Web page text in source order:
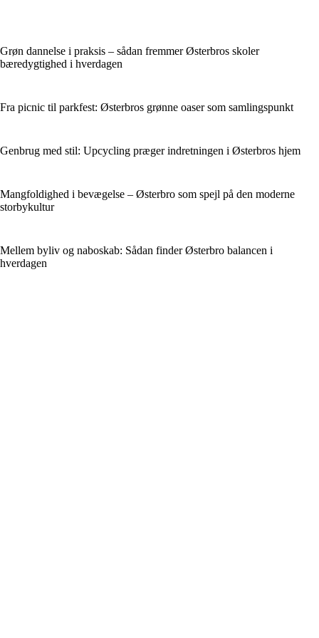
Grøn dannelse i praksis – sådan fremmer Østerbros skoler
bæredygtighed i hverdagen
Fra picnic til parkfest: Østerbros grønne oaser som samlingspunkt
Genbrug med stil: Upcycling præger indretningen i Østerbros hjem
Mangfoldighed i bevægelse – Østerbro som spejl på den moderne
storbykultur
Mellem byliv og naboskab: Sådan finder Østerbro balancen i
hverdagen